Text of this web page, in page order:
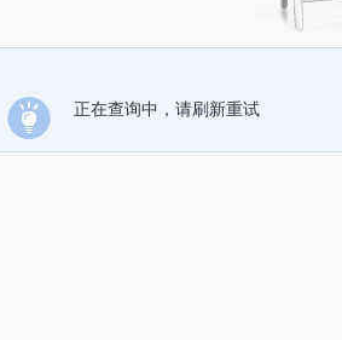
正在查询中，请刷新重试